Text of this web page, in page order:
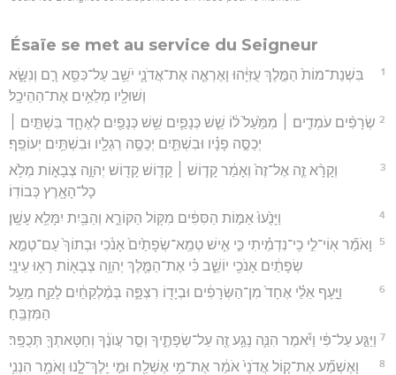
Ésaïe se met au service du Seigneur
1
בִּשְׁנַת־מוֹת֙ הַמֶּ֣לֶךְ עֻזִּיָּ֔הוּ וָאֶרְאֶ֧ה אֶת־אֲדֹנָ֛י יֹשֵׁ֥ב עַל־כִּסֵּ֖א רָ֣ם וְנִשָּׂ֑א
וְשׁוּלָ֖יו מְלֵאִ֥ים אֶת־הַהֵיכָֽל׃
2 שְׂרָפִ֨ים עֹמְדִ֤ים ׀ מִמַּ֙עַל֙ ל֔וֹ שֵׁ֧שׁ כְּנָפַ֛יִם שֵׁ֥שׁ כְּנָפַ֖יִם לְאֶחָ֑ד בִּשְׁתַּ֣יִם ׀
יְכַסֶּ֣ה פָנָ֗יו וּבִשְׁתַּ֛יִם יְכַסֶּ֥ה רַגְלָ֖יו וּבִשְׁתַּ֥יִם יְעוֹפֵֽף׃
3
וְקָרָ֨א זֶ֤ה אֶל־זֶה֙ וְאָמַ֔ר קָד֧וֹשׁ ׀ קָד֛וֹשׁ קָד֖וֹשׁ יְהוָ֣ה צְבָא֑וֹת מְלֹ֥א
כָל־הָאָ֖רֶץ כְּבוֹדֽוֹ׃
4 וַיָּנֻ֙עוּ֙ אַמּ֣וֹת הַסִּפִּ֔ים מִקּ֖וֹל הַקּוֹרֵ֑א וְהַבַּ֖יִת יִמָּלֵ֥א עָשָֽׁן׃
5
וָאֹמַ֞ר אֽוֹי־לִ֣י כִֽי־נִדְמֵ֗יתִי כִּ֣י אִ֤ישׁ טְמֵֽא־שְׂפָתַ֙יִם֙ אָנֹ֔כִי וּבְתוֹךְ֙ עַם־טְמֵ֣א
שְׂפָתַ֔יִם אָנֹכִ֖י יוֹשֵׁ֑ב כִּ֗י אֶת־הַמֶּ֛לֶךְ יְהוָ֥ה צְבָא֖וֹת רָא֥וּ עֵינָֽי׃
6
וַיָּ֣עָף אֵלַ֗י אֶחָד֙ מִן־הַשְּׂרָפִ֔ים וּבְיָד֖וֹ רִצְפָּ֑ה בְּמֶ֨לְקַחַ֔יִם לָקַ֖ח מֵעַ֥ל
הַמִּזְבֵּֽחַ׃
7 וַיַּגַּ֣ע עַל־פִּ֔י וַיֹּ֕אמֶר הִנֵּ֛ה נָגַ֥ע זֶ֖ה עַל־שְׂפָתֶ֑יךָ וְסָ֣ר עֲוֺנֶ֔ךָ וְחַטָּאתְךָ֖ תְּכֻפָּֽר׃
8
וָאֶשְׁמַ֞ע אֶת־ק֤וֹל אֲדֹנָי֙ אֹמֵ֔ר אֶת־מִ֥י אֶשְׁלַ֖ח וּמִ֣י יֵֽלֶךְ־לָ֑נוּ וָאֹמַ֖ר הִנְנִ֥י